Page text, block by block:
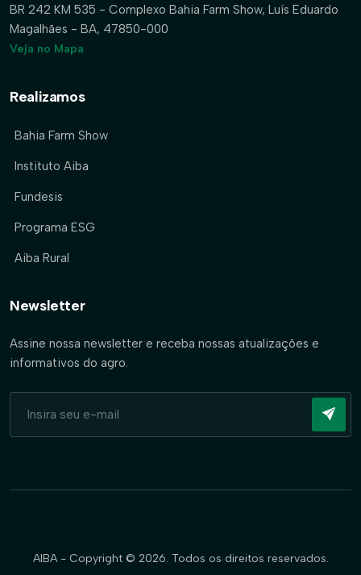
BR 242 KM 535 - Complexo Bahia Farm Show, Luís Eduardo
Magalhães - BA, 47850-000
Veja no Mapa
Realizamos
Bahia Farm Show
Instituto Aiba
Fundesis
Programa ESG
Aiba Rural
Newsletter
Assine nossa newsletter e receba nossas atualizações e
informativos do agro.
AIBA - Copyright © 2026. Todos os direitos reservados.